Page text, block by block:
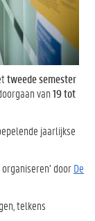
tweede semester
van19 tot
jaarlijkse
doorDe
telkens